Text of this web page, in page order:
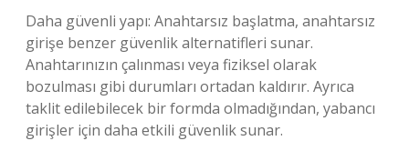
Daha güvenli yapı: Anahtarsız başlatma, anahtarsız
girişe benzer güvenlik alternatifleri sunar.
Anahtarınızın çalınması veya fiziksel olarak
bozulması gibi durumları ortadan kaldırır. Ayrıca
taklit edilebilecek bir formda olmadığından, yabancı
girişler için daha etkili güvenlik sunar.